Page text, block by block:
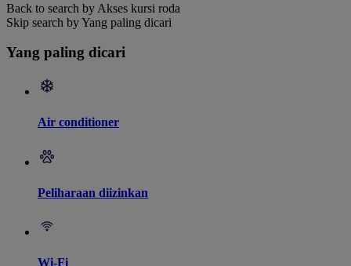
Back to search by Akses kursi roda
Skip search by Yang paling dicari
Yang paling dicari
Air conditioner
Peliharaan diizinkan
Wi-Fi